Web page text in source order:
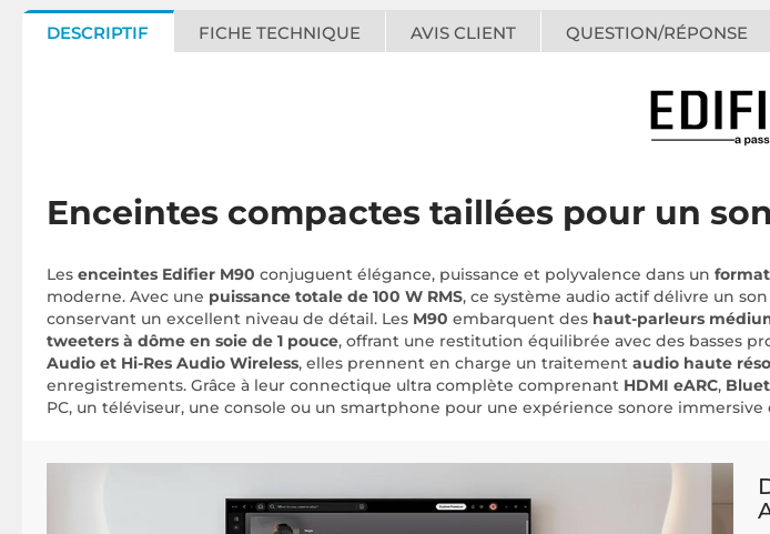
DESCRIPTIF FICHE TECHNIQUE AVIS CLIENT QUESTION/RÉPONSE
Enceintes compactes taillées pour un
Les enceintes Edifier M90 conjuguent élégance, puissance et polyvalence dans un
moderne. Avec une puissance totale de 100 W RMS, ce système audio actif délivre un
conservant un excellent niveau de détail. Les M90 embarquent des haut-parleurs
tweeters à dôme en soie de 1 pouce, offrant une restitution équilibrée avec des basses
Audio et Hi-Res Audio Wireless, elles prennent en charge un traitement audio haute
enregistrements. Grâce à leur connectique ultra complète comprenant HDMI eARC,
PC, un téléviseur, une console ou un smartphone pour une expérience sonore